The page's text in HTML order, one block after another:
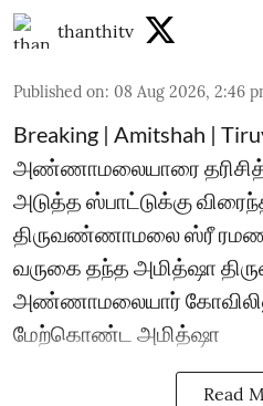
thanthitv
Published on: 08 Aug 2026, 2:46
Breaking | Amitshah |
அண்ணாமலையாரை
அடுத்த ஸ்பாட்டுக்கு
திருவண்ணாமலை ஸ்ரீ ரமண
வருகை தந்த அமித்ஷா
அண்ணாமலையார்
மேற்கொண்ட அமித்ஷா
Read